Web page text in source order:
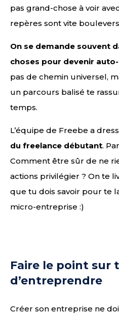
pas grand-chose à voir
repères sont vite
On se demande souvent
choses pour devenir
pas de chemin universel,
un parcours balisé te
temps.
L’équipe de Freebe a
du freelance débutant.
Comment être sûr de ne
actions privilégier ? On te
que tu dois savoir pour te
micro-entreprise :)
Faire le point sur
d’entreprendre
Créer son entreprise ne